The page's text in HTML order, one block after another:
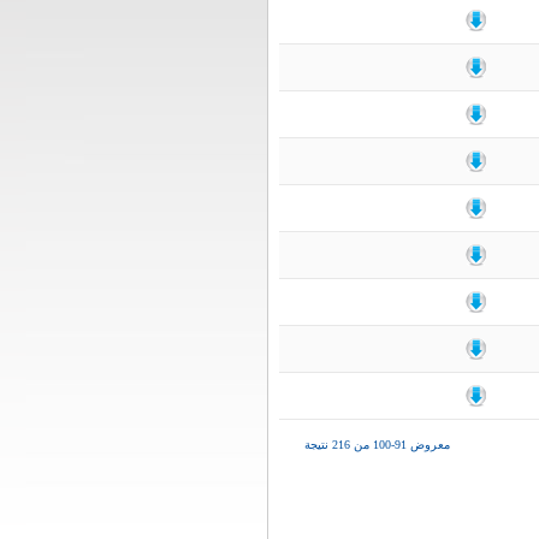
معروض 91-100 من 216 نتيجة